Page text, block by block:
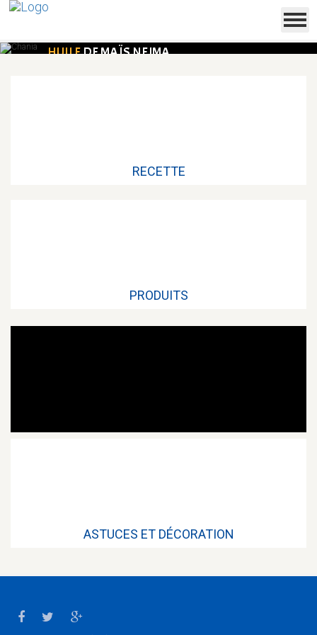
HUILEDE MAÏS NEJMA
RECETTE
PRODUITS
ASTUCES ET DÉCORATION